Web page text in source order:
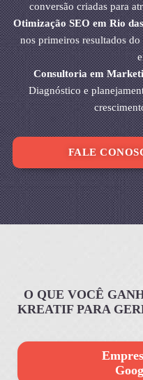
conversão criadas para
Otimização SEO em Rio
nos primeiros resultados
Consultoria em
Diagnóstico e
FALE
O QUE VOCÊ
KREATIF PARA